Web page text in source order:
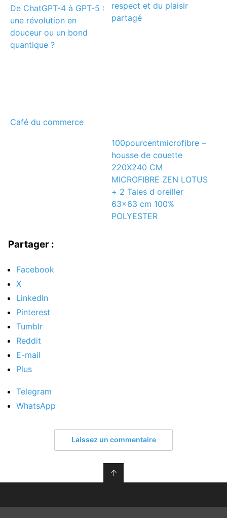
De ChatGPT-4 à GPT-5 :
une révolution en
douceur ou un bond
quantique ?
respect et du plaisir
partagé
Café du commerce
100pourcentmicrofibre –
housse de couette
220X240 CM
MICROFIBRE ZEN LOTUS
+ 2 Taies d oreiller
63×63 cm 100%
POLYESTER
Partager :
Facebook
X
LinkedIn
Pinterest
Tumblr
Reddit
E-mail
Plus
Telegram
WhatsApp
Laissez un commentaire
↑